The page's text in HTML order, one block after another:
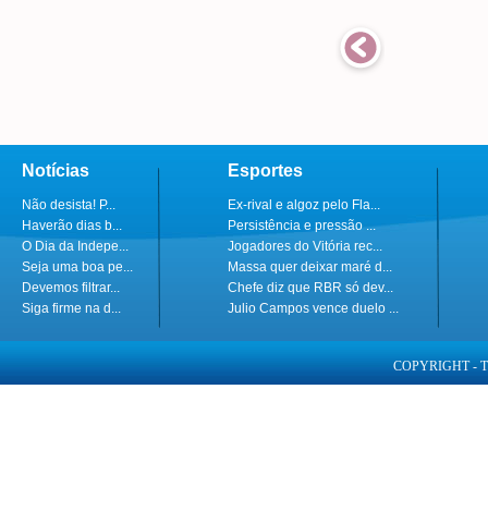
Notícias
Não desista! P...
Haverão dias b...
O Dia da Indepe...
Seja uma boa pe...
Devemos filtrar...
Siga firme na d...
Esportes
Ex-rival e algoz pelo Fla...
Persistência e pressão ...
Jogadores do Vitória rec...
Massa quer deixar maré d...
Chefe diz que RBR só dev...
Julio Campos vence duelo ...
COPYRIGHT -